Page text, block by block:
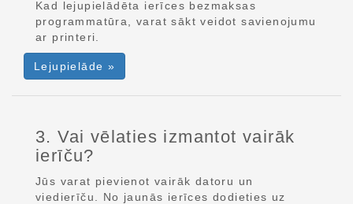
Kad lejupielādēta ierīces bezmaksas
programmatūra, varat sākt veidot savienojumu
ar printeri.
Lejupielāde »
3. Vai vēlaties izmantot vairāk
ierīču?
Jūs varat pievienot vairāk datoru un
viedierīču. No jaunās ierīces dodieties uz